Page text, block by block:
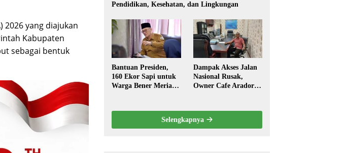
2026 yang diajukan
Kabupaten
sebagai bentuk
Pendidikan, Kesehatan, dan Lingkungan
Bantuan Presiden,
160 Ekor Sapi untuk
Warga Bener Meriah
Dampak Akses Jalan
Nasional Rusak,
Owner Cafe Arador
Selengkapnya